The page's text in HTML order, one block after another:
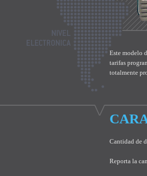
Este modelo
tarifas
totalmente
Cantidad de
Reporta la